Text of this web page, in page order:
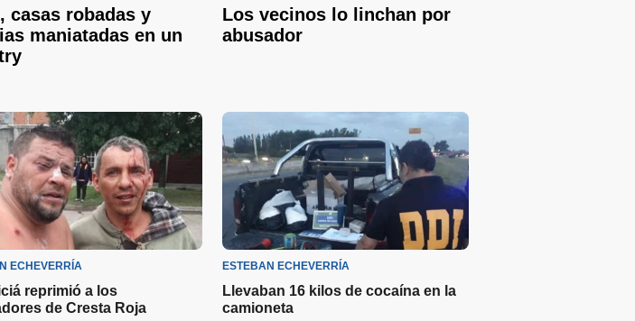
casas robadas y
maniatadas en un
Los vecinos lo linchan por
abusador
ECHEVERRÍA
reprimió a los
de Cresta Roja
ESTEBAN ECHEVERRÍA
Llevaban 16 kilos de cocaína en la
camioneta